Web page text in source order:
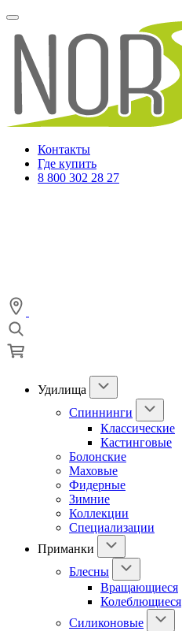
Контакты
Где купить
8 800 302 28 27
Удилища
Спиннинги
Классические
Кастинговые
Болонские
Маховые
Фидерные
Зимние
Коллекции
Специализации
Приманки
Блесны
Вращающиеся
Колеблющиеся
Силиконовые